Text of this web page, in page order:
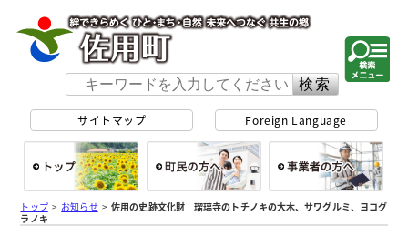
サイトマップ Foreign Language
総合トップ 町民の方へ 事
トップ> お知らせ>佐用の史跡文化財 瑠璃寺のトチノキの大木、サワグルミ、ヨコグ
ラノキ